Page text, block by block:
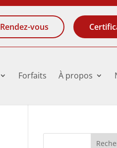
Rendez-vous
Forfaits À propos